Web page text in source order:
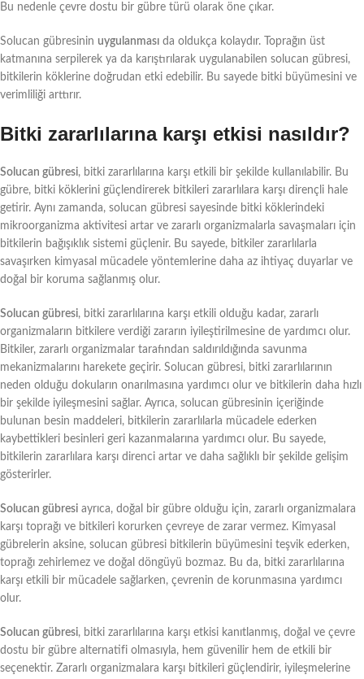
Bu nedenle çevre dostu bir gübre türü olarak öne çıkar.
Solucan gübresinin uygulanması da oldukça kolaydır. Toprağın üst
katmanına serpilerek ya da karıştırılarak uygulanabilen solucan gübresi,
bitkilerin köklerine doğrudan etki edebilir. Bu sayede bitki büyümesini ve
verimliliği arttırır.
Bitki zararlılarına karşı etkisi nasıldır?
Solucan gübresi, bitki zararlılarına karşı etkili bir şekilde kullanılabilir. Bu
gübre, bitki köklerini güçlendirerek bitkileri zararlılara karşı dirençli hale
getirir. Aynı zamanda, solucan gübresi sayesinde bitki köklerindeki
mikroorganizma aktivitesi artar ve zararlı organizmalarla savaşmaları için
bitkilerin bağışıklık sistemi güçlenir. Bu sayede, bitkiler zararlılarla
savaşırken kimyasal mücadele yöntemlerine daha az ihtiyaç duyarlar ve
doğal bir koruma sağlanmış olur.
Solucan gübresi, bitki zararlılarına karşı etkili olduğu kadar, zararlı
organizmaların bitkilere verdiği zararın iyileştirilmesine de yardımcı olur.
Bitkiler, zararlı organizmalar tarafından saldırıldığında savunma
mekanizmalarını harekete geçirir. Solucan gübresi, bitki zararlılarının
neden olduğu dokuların onarılmasına yardımcı olur ve bitkilerin daha hızlı
bir şekilde iyileşmesini sağlar. Ayrıca, solucan gübresinin içeriğinde
bulunan besin maddeleri, bitkilerin zararlılarla mücadele ederken
kaybettikleri besinleri geri kazanmalarına yardımcı olur. Bu sayede,
bitkilerin zararlılara karşı direnci artar ve daha sağlıklı bir şekilde gelişim
gösterirler.
Solucan gübresi ayrıca, doğal bir gübre olduğu için, zararlı organizmalara
karşı toprağı ve bitkileri korurken çevreye de zarar vermez. Kimyasal
gübrelerin aksine, solucan gübresi bitkilerin büyümesini teşvik ederken,
toprağı zehirlemez ve doğal döngüyü bozmaz. Bu da, bitki zararlılarına
karşı etkili bir mücadele sağlarken, çevrenin de korunmasına yardımcı
olur.
Solucan gübresi, bitki zararlılarına karşı etkisi kanıtlanmış, doğal ve çevre
dostu bir gübre alternatifi olmasıyla, hem güvenilir hem de etkili bir
seçenektir. Zararlı organizmalara karşı bitkileri güçlendirir, iyileşmelerine